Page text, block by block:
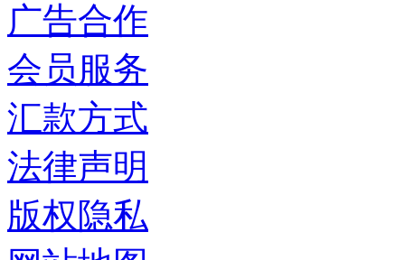
广告合作
会员服务
汇款方式
法律声明
版权隐私